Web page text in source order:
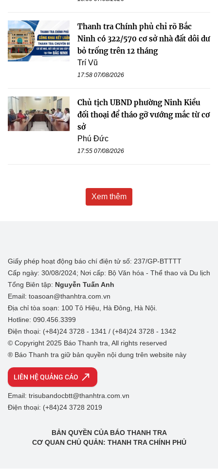
Thanh tra Chính phủ chỉ rõ Bắc
Ninh có 322/570 cơ sở nhà đất dôi dư
bỏ trống trên 12 tháng
Trí Vũ
17:58 07/08/2026
Chủ tịch UBND phường Ninh Kiều
đối thoại để tháo gỡ vướng mắc từ cơ
sở
Phú Đức
17:55 07/08/2026
Xem thêm
Giấy phép hoạt động báo chí điện tử số: 237/GP-BTTTT
Cấp ngày: 30/08/2024; Nơi cấp: Bộ Văn hóa - Thể thao và Du lịch
Tổng Biên tập: Nguyễn Tuấn Anh
Email: toasoan@thanhtra.com.vn
Địa chỉ tòa soạn: 100 Tô Hiệu, Hà Đông, Hà Nội.
Hotline: 090.456.3399
Điện thoại: (+84)24 3728 - 1341 / (+84)24 3728 - 1342
© Copyright 2025 Báo Thanh tra, All rights reserved
® Báo Thanh tra giữ bản quyền nội dung trên website này
LIÊN HỆ QUẢNG CÁO
Email: trisubandocbtt@thanhtra.com.vn
Điện thoại: (+84)24 3728 2019
BẢN QUYỀN CỦA BÁO THANH TRA
CƠ QUAN CHỦ QUẢN: THANH TRA CHÍNH PHỦ